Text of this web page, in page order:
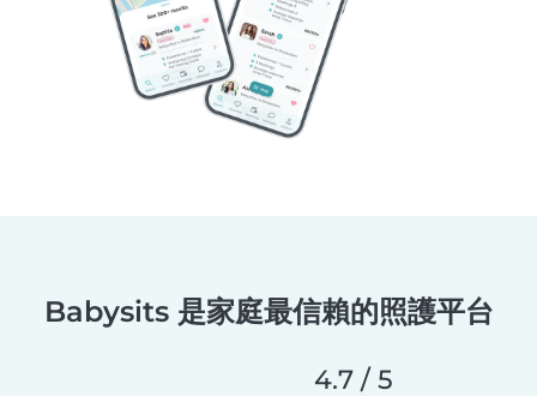
Babysits 是家庭最信賴的照護平台
4.7 / 5